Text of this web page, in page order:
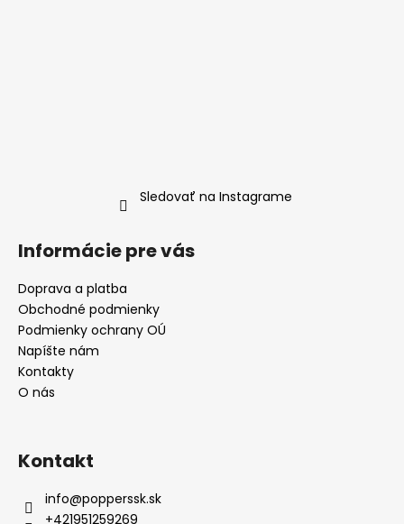
Sledovať na Instagrame
Informácie pre vás
Doprava a platba
Obchodné podmienky
Podmienky ochrany OÚ
Napíšte nám
Kontakty
O nás
Kontakt
info@popperssk.sk
+421951259269